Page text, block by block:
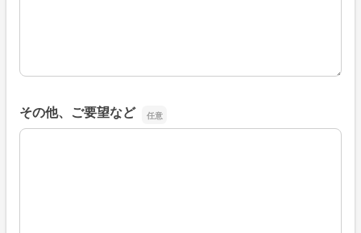
その他、ご要望など
その他、ご要望など